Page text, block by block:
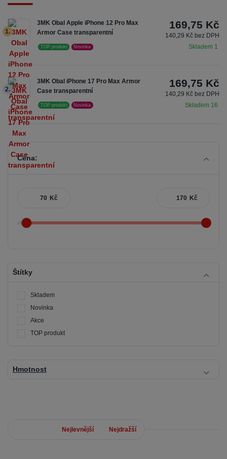
1.
3MK Obal Apple iPhone 12 Pro Max
Armor Case transparentní
Skladem 1
TOP produkt Novinka
169,75 Kč
140,29 Kč bez DPH
2.
3MK Obal iPhone 17 Pro Max Armor
Case transparentní
Skladem 16
TOP produkt Novinka
169,75 Kč
140,29 Kč bez DPH
Cena:
Kč Kč
Štítky
Skladem
Novinka
Akce
TOP produkt
Hmotnost
Nejlevnější Nejdražší